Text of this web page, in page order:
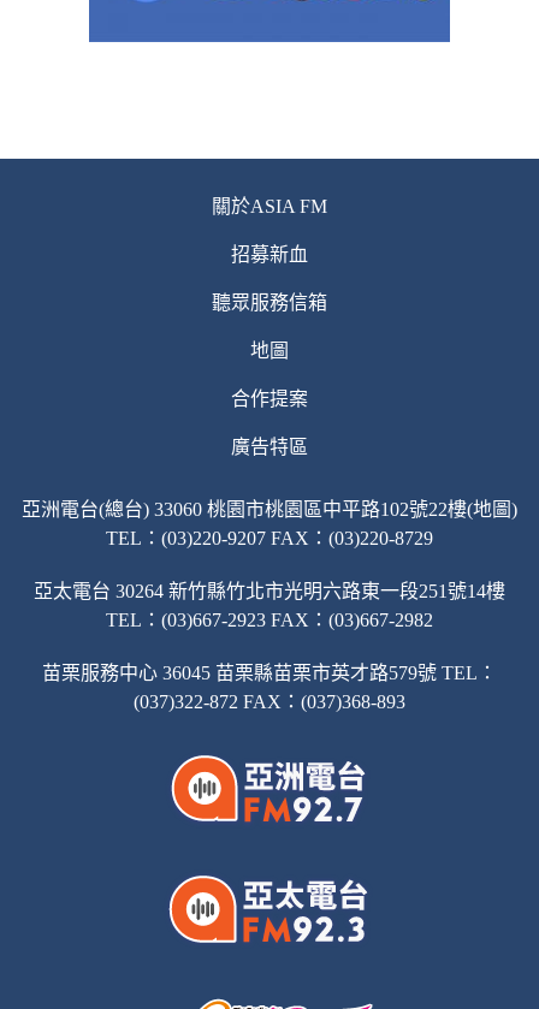
關於ASIA FM
招募新血
聽眾服務信箱
地圖
合作提案
廣告特區
亞洲電台(總台) 33060 桃園市桃園區中平路102號22樓(地圖)
TEL：(03)220-9207 FAX：(03)220-8729
亞太電台 30264 新竹縣竹北市光明六路東一段251號14樓
TEL：(03)667-2923 FAX：(03)667-2982
苗栗服務中心 36045 苗栗縣苗栗市英才路579號 TEL：
(037)322-872 FAX：(037)368-893